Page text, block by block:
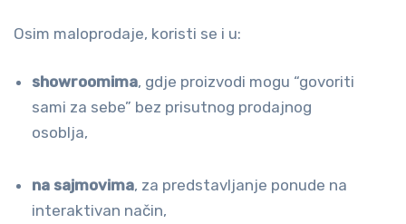
Osim maloprodaje, koristi se i u:
showroomima, gdje proizvodi mogu “govoriti
sami za sebe” bez prisutnog prodajnog
osoblja,
na sajmovima, za predstavljanje ponude na
interaktivan način,